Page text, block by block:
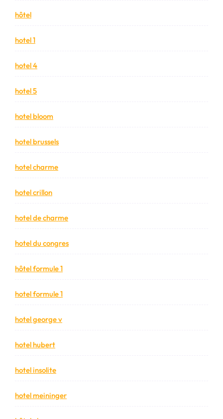
hôtel
hotel 1
hotel 4
hotel 5
hotel bloom
hotel brussels
hotel charme
hotel crillon
hotel de charme
hotel du congres
hôtel formule 1
hotel formule 1
hotel george v
hotel hubert
hotel insolite
hotel meininger